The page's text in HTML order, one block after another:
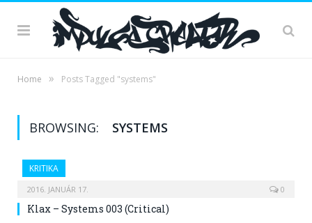
Home » Posts Tagged "systems"
BROWSING: SYSTEMS
KRITIKA
2016. JANUÁR 17. 0
Klax – Systems 003 (Critical)